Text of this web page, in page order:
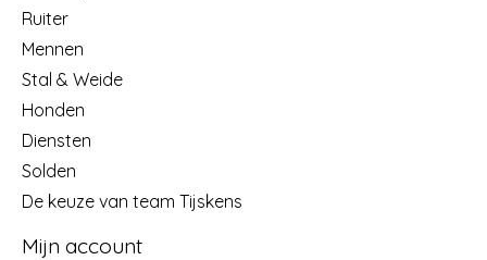
Ruiter
Mennen
Stal & Weide
Honden
Diensten
Solden
De keuze van team Tijskens
Mijn account